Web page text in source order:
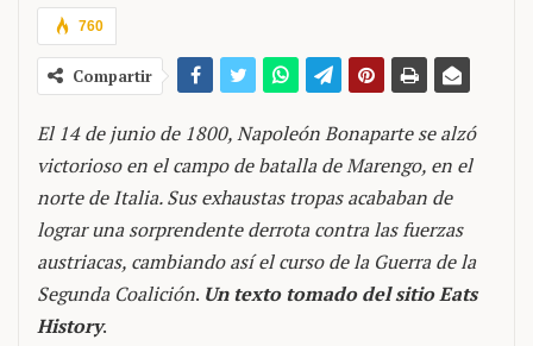
760
Compartir
El 14 de junio de 1800, Napoleón Bonaparte se alzó
victorioso en el campo de batalla de Marengo, en el
norte de Italia. Sus exhaustas tropas acababan de
lograr una sorprendente derrota contra las fuerzas
austriacas, cambiando así el curso de la Guerra de la
Segunda Coalición. Un texto tomado del sitio Eats
History.